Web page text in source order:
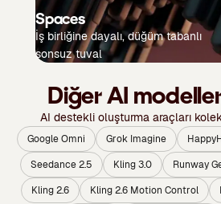
Spaces
İş birliğine dayalı, düğüm tabanlı
sonsuz tuval
Diğer AI
AI destekli oluşturma araçları
Google Omni Grok Imagine
Seedance 2.5
Kling 3.0 Runway
Kling 2.6
Kling 2.6 Motion Control